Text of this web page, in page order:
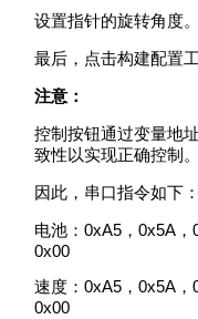
设置指针的旋转角度。
最后，点击构建配置工
注意：
控制按钮通过变量地
致性以实现正确控制。
因此，串口指令如下：
电池：0xA5，0x5A，
0x00
速度：0xA5，0x5A，
0x00